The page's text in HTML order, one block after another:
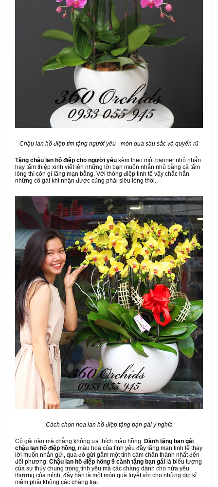
Chậu lan hồ điệp tím tặng người yêu - món quà sâu sắc và quyến rũ
Tặng chậu lan hồ điệp cho người yêu kèm theo một banner nhỏ nhắn
hay tấm thiệp xinh viết lên những lời bạn muốn nhắn nhủ bằng cả tấm
lòng thì còn gì lãng mạn bằng. Với thông điệp tinh tế vậy chắc hẳn
những cô gái khi nhận được cũng phải siêu lòng thôi..
Cách chọn hoa lan hồ điệp tặng bạn gái ý nghĩa
Cô gái nào mà chẳng không ưa thích màu hồng. Dành tặng bạn gái
chậu lan hồ điệp hồng, màu hoa của tình yêu đầy lãng mạn tinh tế thay
lời muốn nhắn gửi, qua đó gửi gắm một tình cảm chân thành nhất đến
đối phương. Chậu lan hồ điệp hồng 9 cành tặng bạn gái là biểu tượng
của sự thủy chung trong tình yêu mà các chàng dành cho nửa yêu
thương của mình, đây hẳn là một món quà tuyệt vời cho những dịp kỉ
niệm phải không các chàng trai.